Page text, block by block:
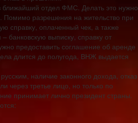
ближайший отдел ФМС. Делать это нужно
Помимо разрешения на жительство при
справку, оплаченный чек, а также
банковскую выписку, справку от
предоставить соглашение об аренде
длится до полугода, ВНЖ выдается
наличие законного дохода, отказ
через третье лицо, но только по
принимает лично президент страны.